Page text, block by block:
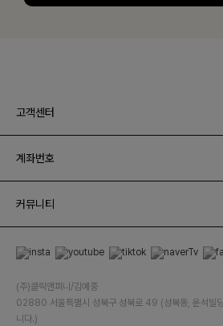
고객센터
계좌번호
커뮤니티
(주)클릭앤퍼니/김예중
02880 서울특별시 성북구 성북로 49 (성북동, 운석빌
니다.)